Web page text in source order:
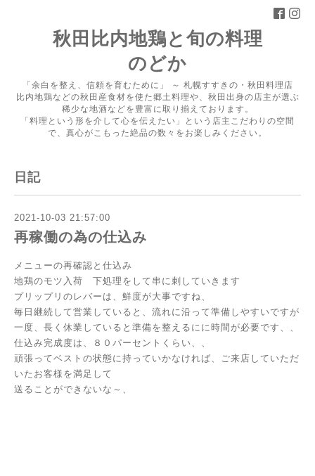
秋田比内地鶏と旬の料理
のどか
「余白を整え、信頼を育むために」 ～ 札幌すすきの・秋田料理店
比内地鶏などの秋田産食材を使た郷土料理や、秋田出身の店主が選ぶ
稀少な地酒などを豊富に取り揃えております。
「料理という形を介して心を伝えたい」という店主こだわりの空間
で、真心がこもった絶品の数々をお楽しみください。
日記
2021-10-03 21:57:00
再稼働の為の仕込み
メニューの再確認と仕込み
地鶏のモツ入荷 下処理をして串に刺していきます
プリップリのレバーは、鮮度が大事ですね、
毎日継続して営業していると、流れに沿って準備しやすいですが
一度、長く休業していると準備を整えるにに時間が必要です、、
仕込み完成度は、８０パーセントくらい、、
頑張ってベストの状態に持っていかなければ、ご来店していただ
いたお客様を満足して
送ることができないな～、